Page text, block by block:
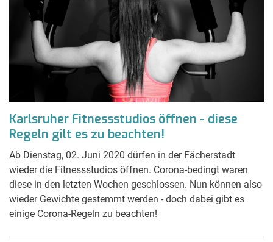
Karlsruher Fitnessstudios öffnen - diese
Regeln gilt es zu beachten!
Ab Dienstag, 02. Juni 2020 dürfen in der Fächerstadt
wieder die Fitnessstudios öffnen. Corona-bedingt waren
diese in den letzten Wochen geschlossen. Nun können also
wieder Gewichte gestemmt werden - doch dabei gibt es
einige Corona-Regeln zu beachten!